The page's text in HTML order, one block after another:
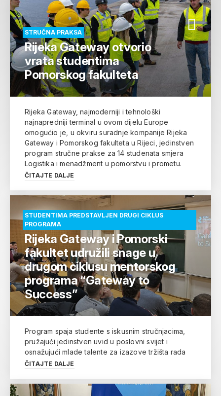
STRUČNA PRAKSA
Rijeka Gateway otvorio
vrata studentima
Pomorskog fakulteta
Rijeka Gateway, najmoderniji i tehnološki
najnapredniji terminal u ovom dijelu Europe
omogućio je, u okviru suradnje kompanije Rijeka
Gateway i Pomorskog fakulteta u Rijeci, jedinstven
program stručne prakse za 14 studenata smjera
Logistika i menadžment u pomorstvu i prometu.
ČITAJTE DALJE
STUDENTIMA PREDSTAVLJEN DRUGI CIKLUS
PROGRAMA
Rijeka Gateway i Pomorski
fakultet udružili snage u
drugom ciklusu mentorskog
programa “Gateway to
Success”
Program spaja studente s iskusnim stručnjacima,
pružajući jedinstven uvid u poslovni svijet i
osnažujući mlade talente za izazove tržišta rada
ČITAJTE DALJE